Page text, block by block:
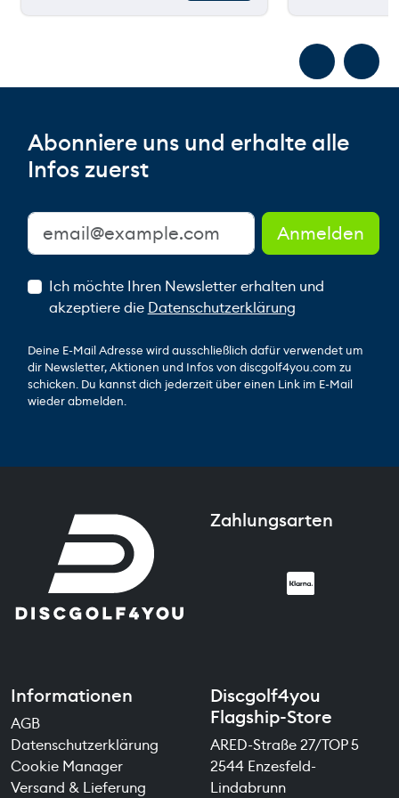
Abonniere uns und erhalte alle
Infos zuerst
Ich möchte Ihren Newsletter erhalten und
akzeptiere die Datenschutzerklärung
Deine E-Mail Adresse wird ausschließlich dafür verwendet um
dir Newsletter, Aktionen und Infos von discgolf4you.com zu
schicken. Du kannst dich jederzeit über einen Link im E-Mail
wieder abmelden.
Zahlungsarten
Informationen
AGB
Datenschutzerklärung
Cookie Manager
Versand & Lieferung
Discgolf4you
Flagship-Store
ARED-Straße 27/TOP 5
2544 Enzesfeld-
Lindabrunn